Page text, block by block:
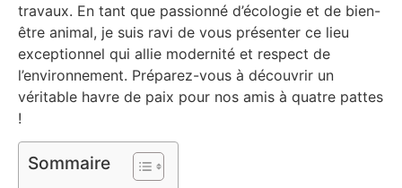
travaux. En tant que passionné d’écologie et de bien-
être animal, je suis ravi de vous présenter ce lieu
exceptionnel qui allie modernité et respect de
l’environnement. Préparez-vous à découvrir un
véritable havre de paix pour nos amis à quatre pattes
!
Sommaire